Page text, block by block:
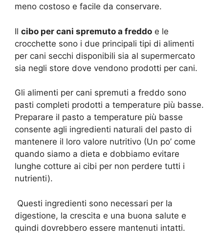
meno costoso e facile da conservare.
Il cibo per cani spremuto a freddo e le
crocchette sono i due principali tipi di alimenti
per cani secchi disponibili sia al supermercato
sia negli store dove vendono prodotti per cani.
Gli alimenti per cani spremuti a freddo sono
pasti completi prodotti a temperature più basse.
Preparare il pasto a temperature più basse
consente agli ingredienti naturali del pasto di
mantenere il loro valore nutritivo (Un po’ come
quando siamo a dieta e dobbiamo evitare
lunghe cotture ai cibi per non perdere tutti i
nutrienti).
Questi ingredienti sono necessari per la
digestione, la crescita e una buona salute e
quindi dovrebbero essere mantenuti intatti.